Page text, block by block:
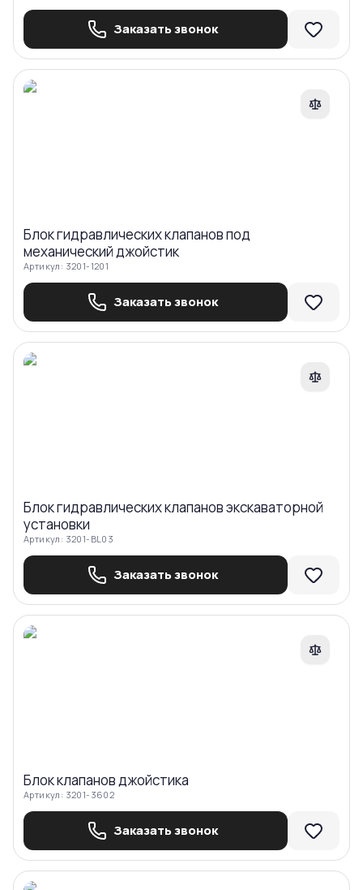
Заказать звонок
Блок гидравлических клапанов под
механический джойстик
Артикул: 3201-1201
Заказать звонок
Блок гидравлических клапанов экскаваторной
установки
Артикул: 3201-BL03
Заказать звонок
Блок клапанов джойстика
Артикул: 3201-3602
Заказать звонок